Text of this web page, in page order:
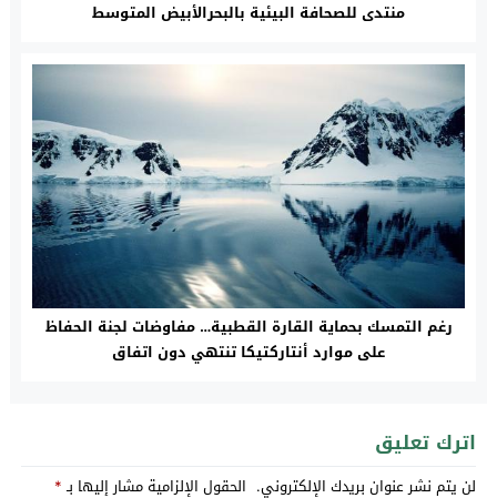
منتدى للصحافة البيئية بالبحرالأبيض المتوسط
رغم التمسك بحماية القارة القطبية… مفاوضات لجنة الحفاظ
على موارد أنتاركتيكا تنتهي دون اتفاق
اترك تعليق
لن يتم نشر عنوان بريدك الإلكتروني. الحقول الإلزامية مشار إليها بـ*